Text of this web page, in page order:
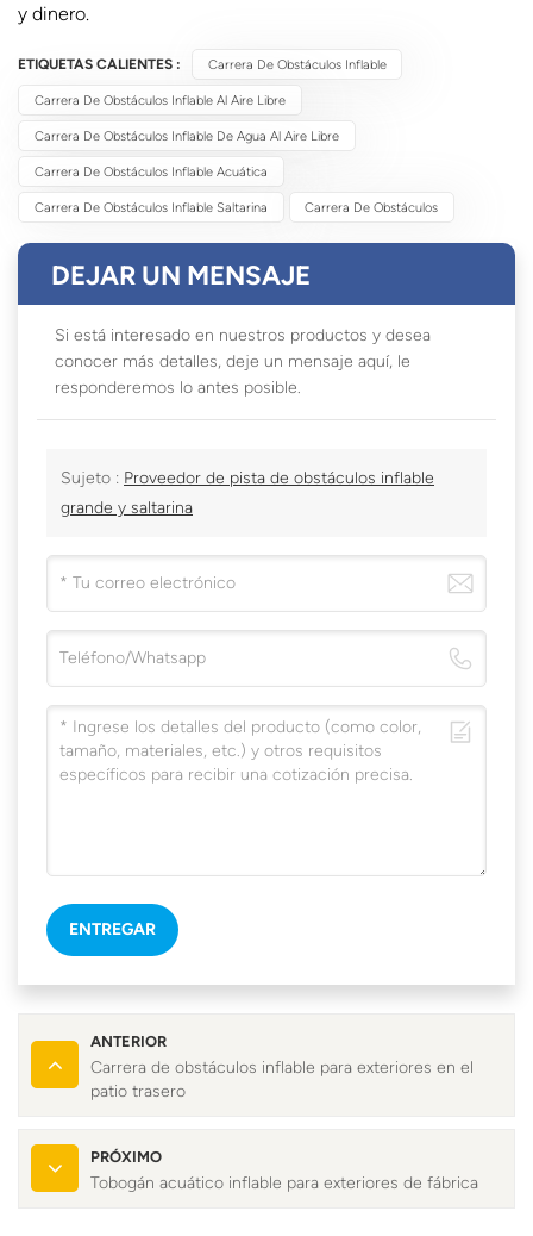
y dinero.
ETIQUETAS CALIENTES : Carrera De Obstáculos Inflable
Carrera De Obstáculos Inflable Al Aire Libre
Carrera De Obstáculos Inflable De Agua Al Aire Libre
Carrera De Obstáculos Inflable Acuática
Carrera De Obstáculos Inflable Saltarina Carrera De Obstáculos
DEJAR UN MENSAJE
Si está interesado en nuestros productos y desea
conocer más detalles, deje un mensaje aquí, le
responderemos lo antes posible.
Sujeto : Proveedor de pista de obstáculos inflable
grande y saltarina
ENTREGAR
ANTERIOR
Carrera de obstáculos inflable para exteriores en el
patio trasero
PRÓXIMO
Tobogán acuático inflable para exteriores de fábrica